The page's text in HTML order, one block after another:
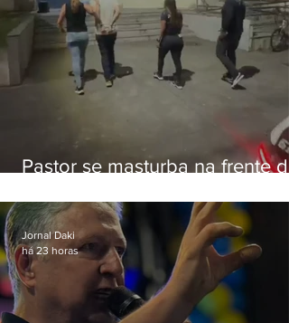
Pastor se masturba na frente de
Jornal Daki
há 23 horas